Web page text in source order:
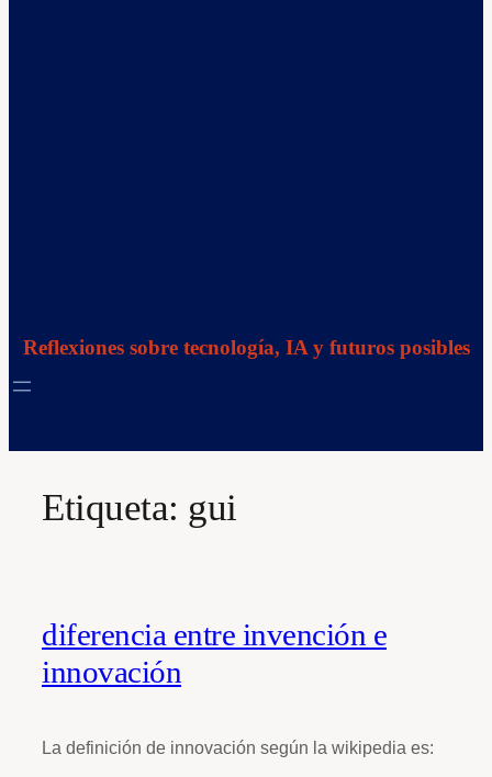
Reflexiones sobre tecnología, IA y futuros posibles
Etiqueta: gui
diferencia entre invención e
innovación
La definición de innovación según la wikipedia es: